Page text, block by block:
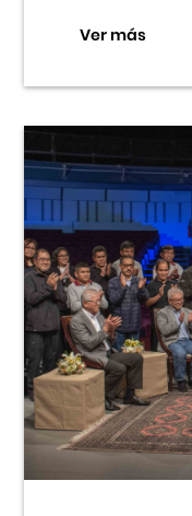
Ver más